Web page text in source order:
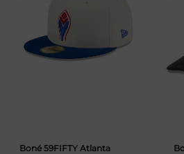
Boné 59FIFTY Atlanta